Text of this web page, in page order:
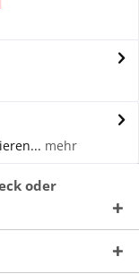
mehr
oder